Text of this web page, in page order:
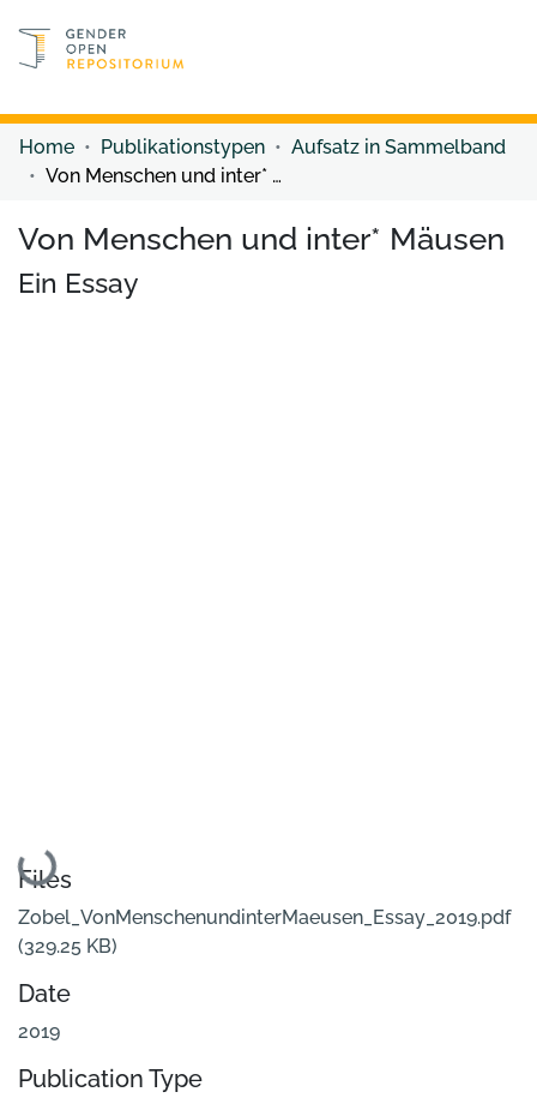
Discover content
Home Publikationstypen
Aufsatz in Sammelband
Von Menschen und inter* Mäusen
Von Menschen und inter* Mäusen
Ein Essay
Loading...
Files
Zobel_VonMenschenundinterMaeusen_Essay_2019.pdf
(329.25 KB)
Date
2019
Publication Type